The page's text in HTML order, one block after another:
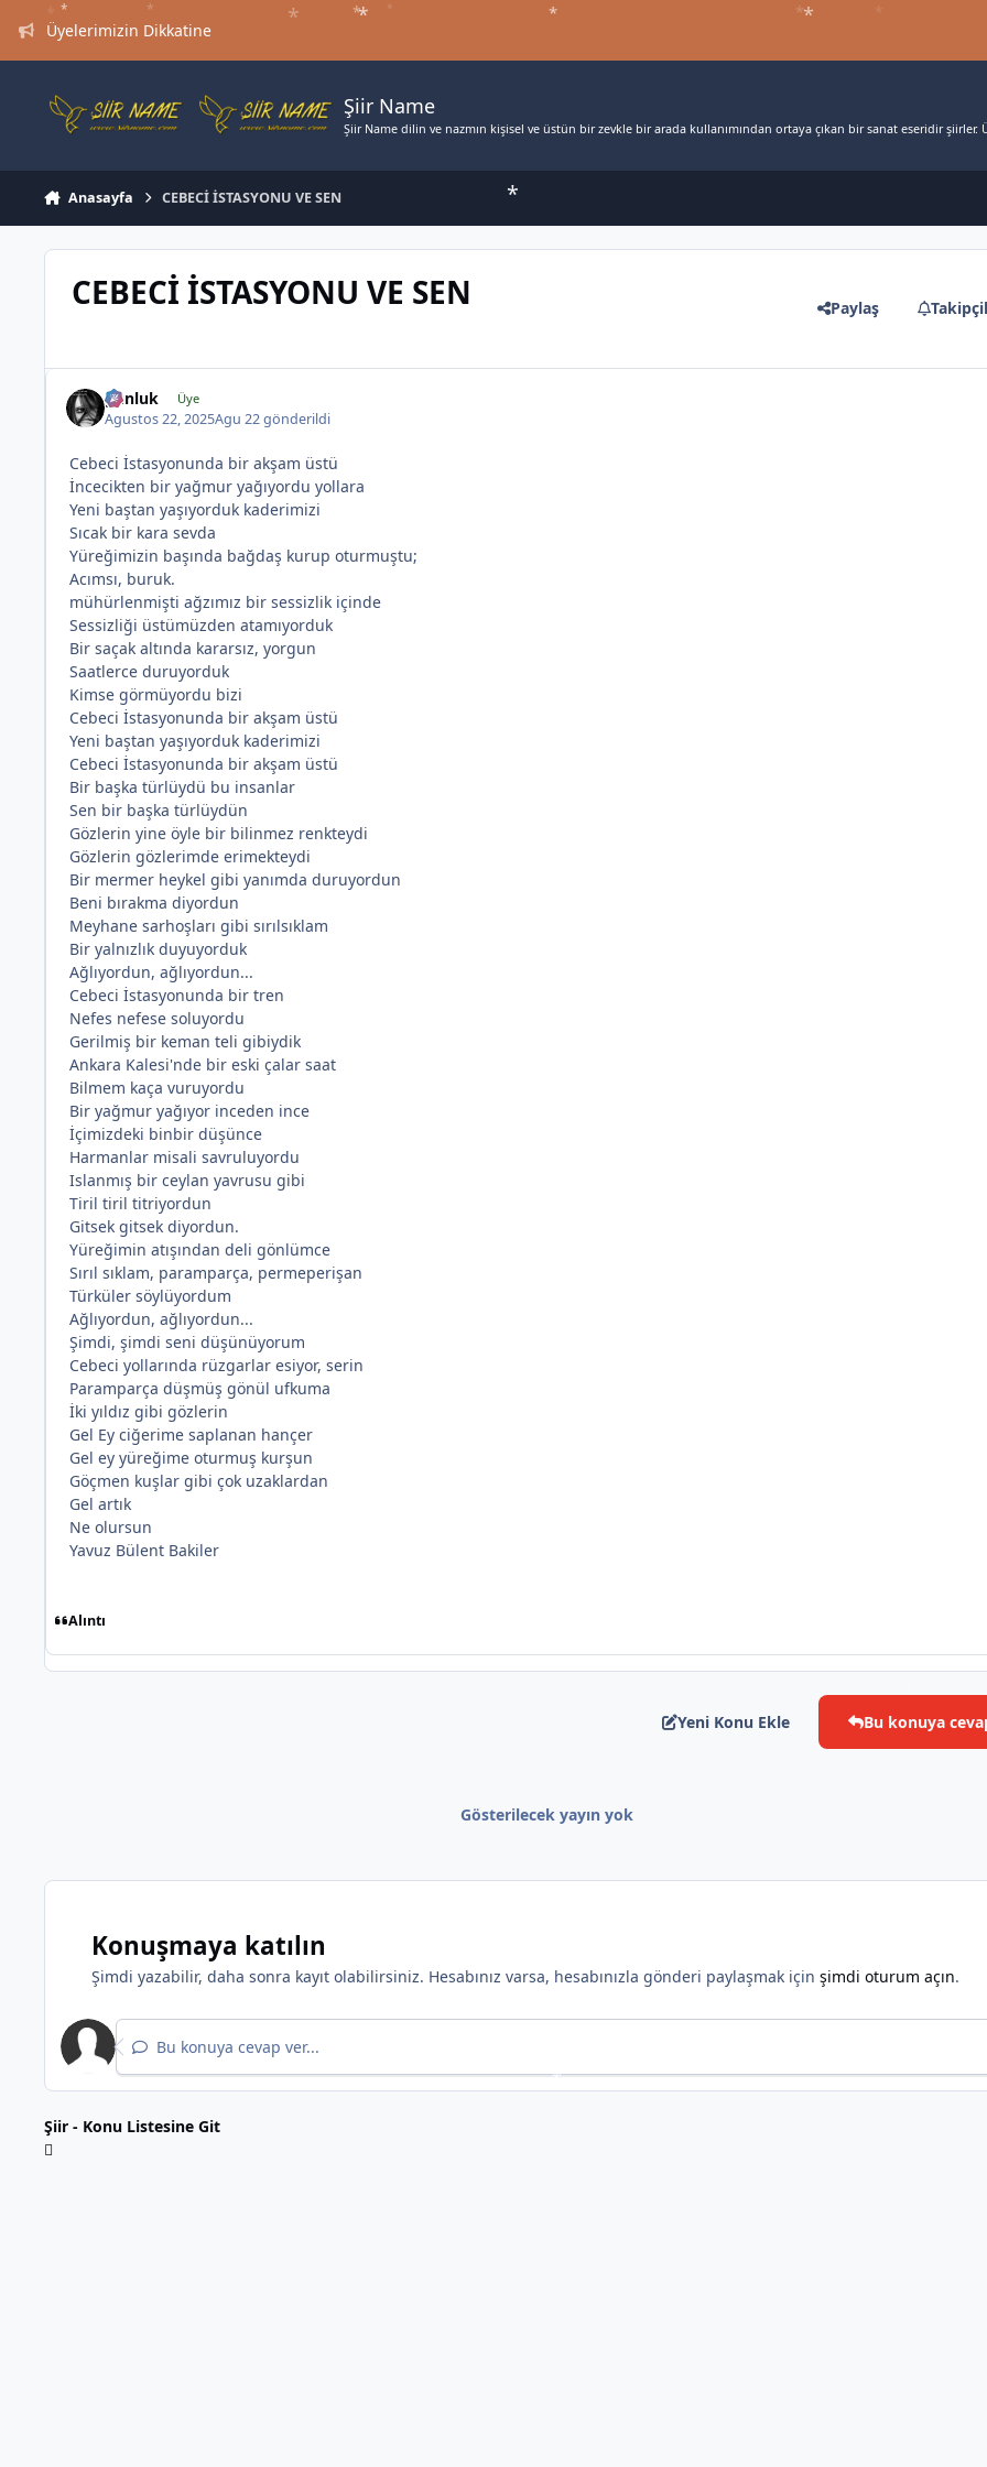
Jump to content
Üyelerimizin Dikkatine
Şiir Name
Şiir Name dilin ve nazmın kişisel ve üstün bir zevkle bir arada kullanımından ortaya çıkan bir sanat eseridir
Anasayfa CEBECİ İSTASYONU VE SEN
CEBECİ İSTASYONU VE SEN Paylaş
gunluk Üye
Agustos 22, 2025Agu 22gönderildi
Cebeci İstasyonunda bir akşam üstü
İncecikten bir yağmur yağıyordu yollara
Yeni baştan yaşıyorduk kaderimizi
Sıcak bir kara sevda
Yüreğimizin başında bağdaş kurup oturmuştu;
Acımsı, buruk.
mühürlenmişti ağzımız bir sessizlik içinde
Sessizliği üstümüzden atamıyorduk
Bir saçak altında kararsız, yorgun
Saatlerce duruyorduk
Kimse görmüyordu bizi
Cebeci İstasyonunda bir akşam üstü
Yeni baştan yaşıyorduk kaderimizi
Cebeci İstasyonunda bir akşam üstü
Bir başka türlüydü bu insanlar
Sen bir başka türlüydün
Gözlerin yine öyle bir bilinmez renkteydi
Gözlerin gözlerimde erimekteydi
Bir mermer heykel gibi yanımda duruyordun
Beni bırakma diyordun
Meyhane sarhoşları gibi sırılsıklam
Bir yalnızlık duyuyorduk
Ağlıyordun, ağlıyordun...
Cebeci İstasyonunda bir tren
Nefes nefese soluyordu
Gerilmiş bir keman teli gibiydik
Ankara Kalesi'nde bir eski çalar saat
Bilmem kaça vuruyordu
Bir yağmur yağıyor inceden ince
İçimizdeki binbir düşünce
Harmanlar misali savruluyordu
Islanmış bir ceylan yavrusu gibi
Tiril tiril titriyordun
Gitsek gitsek diyordun.
Yüreğimin atışından deli gönlümce
Sırıl sıklam, paramparça, permeperişan
Türküler söylüyordum
Ağlıyordun, ağlıyordun...
Şimdi, şimdi seni düşünüyorum
Cebeci yollarında rüzgarlar esiyor, serin
Paramparça düşmüş gönül ufkuma
İki yıldız gibi gözlerin
Gel Ey ciğerime saplanan hançer
Gel ey yüreğime oturmuş kurşun
Göçmen kuşlar gibi çok uzaklardan
Gel artık
Ne olursun
Yavuz Bülent Bakiler
Alıntı
Yeni Konu Ekle Bu konuya
Gösterilecek yayın yok
Konuşmaya katılın
Şimdi yazabilir, daha sonra kayıt olabilirsiniz. Hesabınız varsa, hesabınızla gönderi paylaşmak için şimdi oturum açın.
Bu konuya cevap ver...
Şiir - Konu Listesine Git
* *
* *
* * *
*
*
*